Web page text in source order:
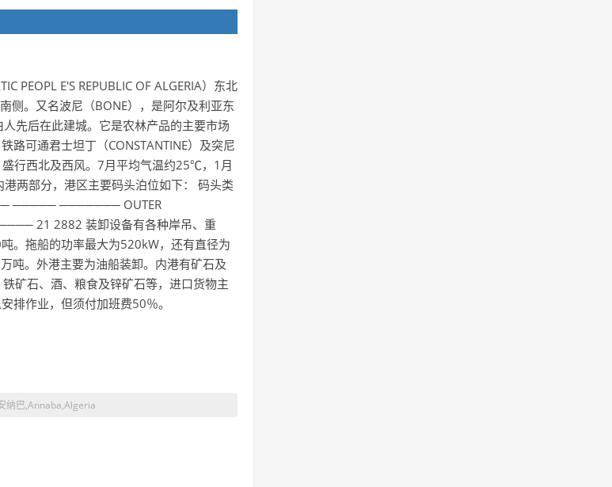
PEOPL E'S REPUBLIC OF ALGERIA）东北
侧。又名波尼（BONE），是阿尔及利亚东
先后在此建城。它是农林产品的主要市场
路可通君士坦丁（CONSTANTINE）及突尼
行西北及西风。7月平均气温约25℃，1月
两部分，港区主要码头泊位如下： 码头类
───── ─────── OUTER
21 2882 装卸设备有各种岸吊、重
。拖船的功率最大为520kW，还有直径为
吨。外港主要为油船装卸。内港有矿石及
矿石、酒、粮食及锌矿石等，进口货物主
排作业，但须付加班费50％。
纳巴,Annaba,Algeria